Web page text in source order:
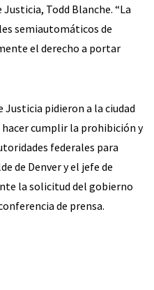
Todd Blanche. “La
semiautomáticos de
el derecho a portar
pidieron a la ciudad
hacer cumplir la prohibición y
federales para
de Denver y el jefe de
la solicitud del gobierno
de prensa.